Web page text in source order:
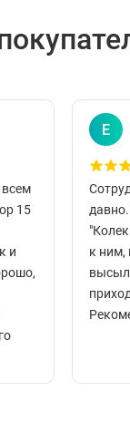
15
и
Е
к ним,